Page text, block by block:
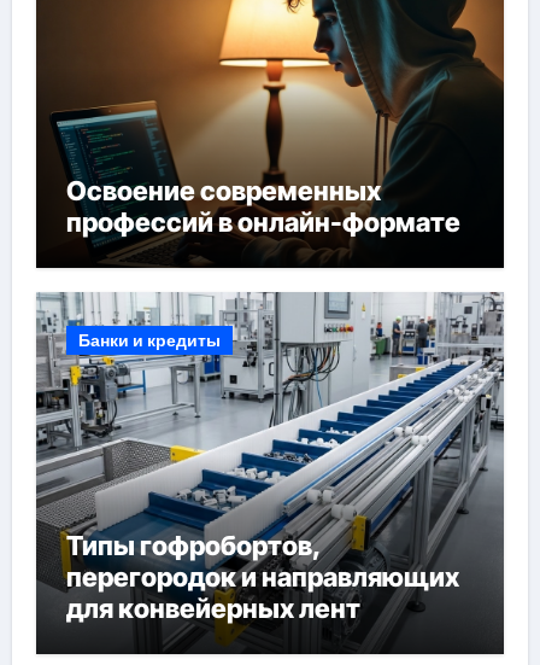
Освоение современных
профессий в онлайн-формате
Банки и кредиты
Типы гофробортов,
перегородок и направляющих
для конвейерных лент